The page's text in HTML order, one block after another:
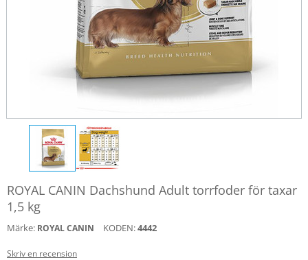
ROYAL CANIN Dachshund Adult torrfoder för taxar
1,5 kg
Märke: ROYAL CANIN KODEN:4442
Skriv en recension